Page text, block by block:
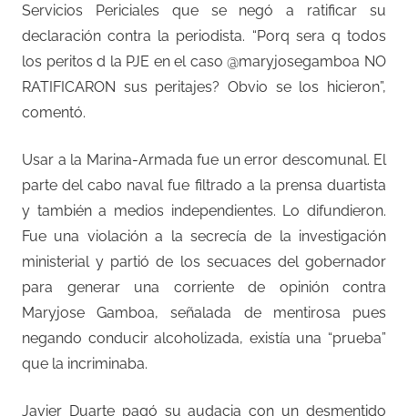
Servicios Periciales que se negó a ratificar su
declaración contra la periodista. “Porq sera q todos
los peritos d la PJE en el caso @maryjosegamboa NO
RATIFICARON sus peritajes? Obvio se los hicieron”,
comentó.
Usar a la Marina-Armada fue un error descomunal. El
parte del cabo naval fue filtrado a la prensa duartista
y también a medios independientes. Lo difundieron.
Fue una violación a la secrecía de la investigación
ministerial y partió de los secuaces del gobernador
para generar una corriente de opinión contra
Maryjose Gamboa, señalada de mentirosa pues
negando conducir alcoholizada, existía una “prueba”
que la incriminaba.
Javier Duarte pagó su audacia con un desmentido